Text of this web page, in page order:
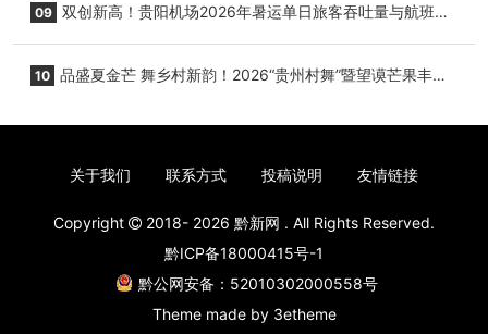
09 双创新高！贵阳机场2026年暑运单日旅客吞吐量与航班起
10 品盛夏金芒 舞乡村新韵！2026“贵州村舞”暨望谟芒果丰收
关于我们 联系方式 投稿说明 友情链接
Copyright 2018- 2026 黔新网 . All Rights Reserved.
黔ICP备18000415号-1
黔公网安备：52010302000558号
Theme made by 3etheme